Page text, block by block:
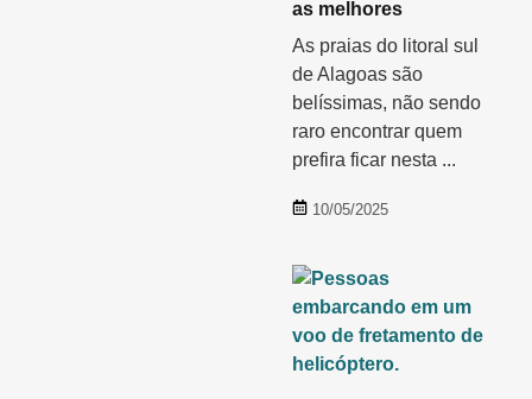
as melhores
As praias do litoral sul
de Alagoas são
belíssimas, não sendo
raro encontrar quem
prefira ficar nesta ...
10/05/2025